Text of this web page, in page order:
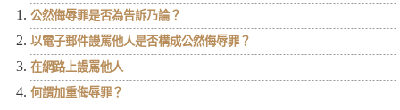
公然侮辱罪是否為告訴乃論？
以電子郵件謾罵他人是否構成公然侮辱罪？
在網路上謾罵他人
何謂加重侮辱罪？